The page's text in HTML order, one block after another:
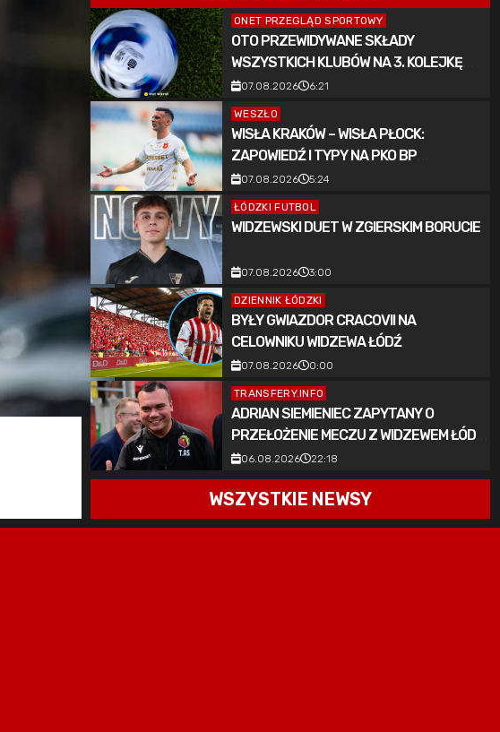
ONET PRZEGLĄD SPORTOWY
OTO PRZEWIDYWANE SKŁADY
WSZYSTKICH KLUBÓW NA 3. KOLEJKĘ
PKO BP EKSTRAKLASY
07.08.2026 6:21
WESZŁO
WISŁA KRAKÓW – WISŁA PŁOCK:
ZAPOWIEDŹ I TYPY NA PKO BP
EKSTRAKLASĘ (7.08.2026)
07.08.2026 5:24
ŁÓDZKI FUTBOL
WIDZEWSKI DUET W ZGIERSKIM BORUCIE
07.08.2026 3:00
DZIENNIK ŁÓDZKI
BYŁY GWIAZDOR CRACOVII NA
CELOWNIKU WIDZEWA ŁÓDŹ
07.08.2026 0:00
TRANSFERY.INFO
ADRIAN SIEMIENIEC ZAPYTANY O
PRZEŁOŻENIE MECZU Z WIDZEWEM ŁÓDŹ.
„O DOBRO POLSKIEJ PIŁKI”
06.08.2026 22:18
WSZYSTKIE NEWSY